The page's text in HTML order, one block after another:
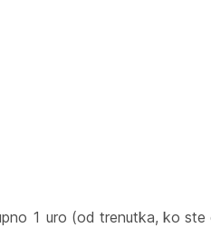
1 uro (od trenutka, ko